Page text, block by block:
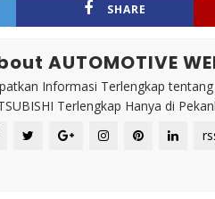
SHARE
AUTOMOTIVE
Informasi Terlengkap
Terlengkap Hanya di